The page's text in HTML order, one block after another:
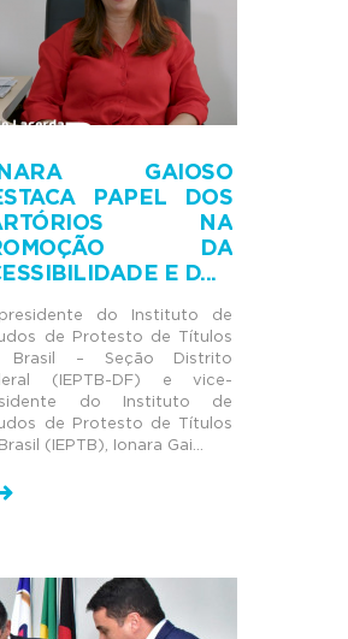
GAIOSO
PAPEL DOS
NA
DA
E D...
do Instituto de
de Protesto de Títulos
Brasil – Seção Distrito
(IEPTB-DF) e vice-
do Instituto de
de Protesto de Títulos
(IEPTB), Ionara Gai...